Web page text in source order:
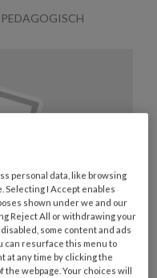
PEDAGOGISCH
personal data, like browsing
Selecting I Accept enables
shown under we and our
Reject All or withdrawing your
some content and ads
can resurface this menu to
at any time by clicking the
the webpage. Your choices will